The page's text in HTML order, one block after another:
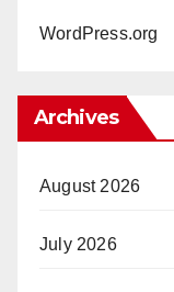
WordPress.org
Archives
August 2026
July 2026